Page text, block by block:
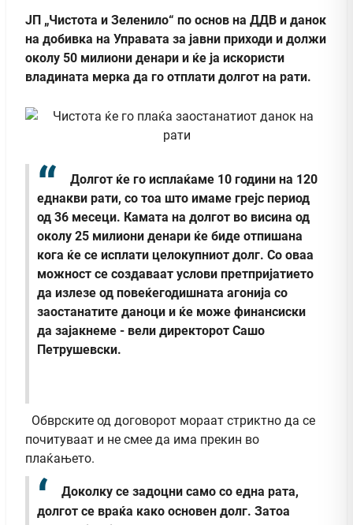
ЈП „Чистота и Зеленило“ по основ на ДДВ и данок
на добивка на Управата за јавни приходи и должи
околу 50 милиони денари и ќе ја искористи
владината мерка да го отплати долгот на рати.
Долгот ќе го исплаќаме 10 години на 120
еднакви рати, со тоа што имаме грејс период
од 36 месеци. Камата на долгот во висина од
околу 25 милиони денари ќе биде отпишана
кога ќе се исплати целокупниот долг. Со оваа
можност се создаваат услови претпријатието
да излезе од повеќегодишната агонија со
заостанатите даноци и ќе може финансиски
да зајакнеме - вели директорот Сашо
Петрушевски.
Обврските од договорот мораат стриктно да се
почитуваат и не смее да има прекин во
плаќањето.
Доколку се задоцни само со една рата,
долгот се враќа како основен долг. Затоа